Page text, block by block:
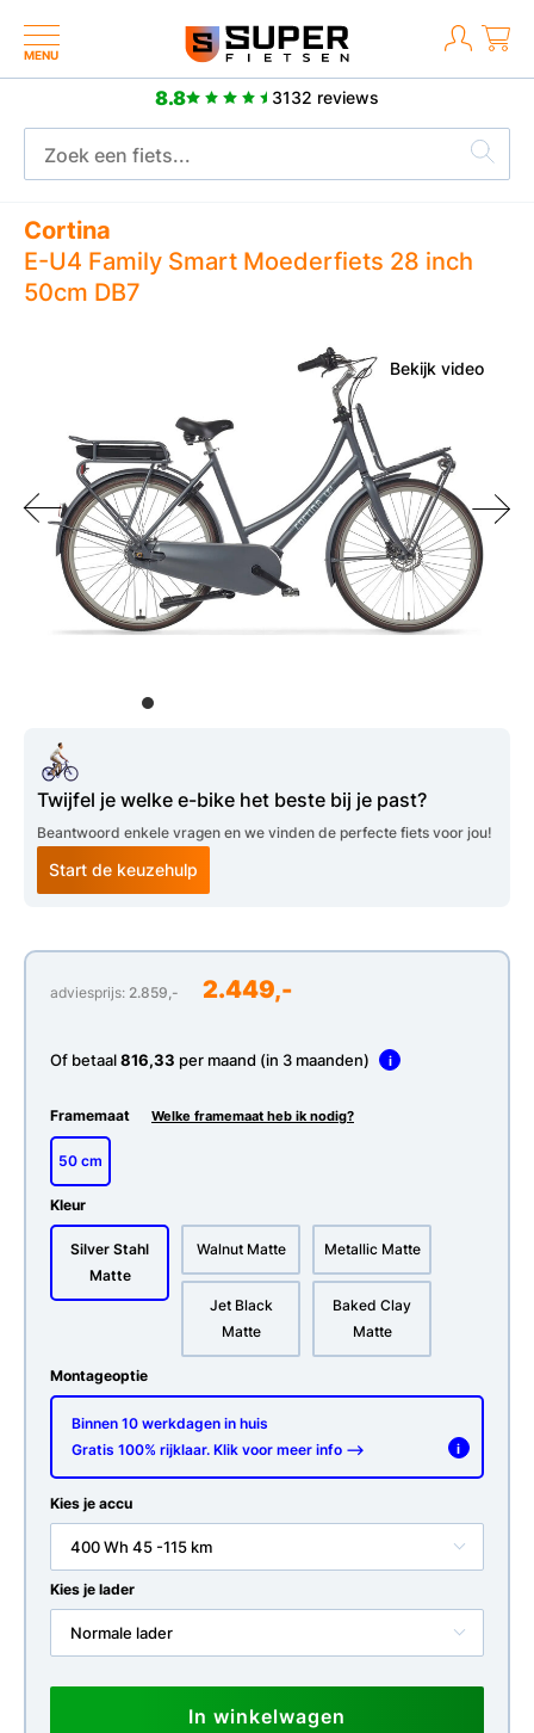
MENU
8.8 3132 reviews
Meer dan 2500 positieve reviews
Cortina
E-U4 Family Smart Moederfiets 28 inch
50cm DB7
Bekijk video
Twijfel je welke e-bike het beste bij je past?
Beantwoord enkele vragen en we vinden de perfecte fiets voor jou!
Start de keuzehulp
adviesprijs: 2.859,- 2.449,-
Of betaal816,33 per maand (in 3 maanden) i
Framemaat Welke framemaat heb ik nodig?
50 cm
Kleur
Silver Stahl
Matte
Walnut Matte Metallic Matte
Jet Black
Matte
Baked Clay
Matte
Montageoptie
Binnen 10 werkdagen in huis
Gratis 100% rijklaar. Klik voor meer info -->
i
Kies je accu
400 Wh 45 -115 km
Kies je lader
Normale lader
In winkelwagen